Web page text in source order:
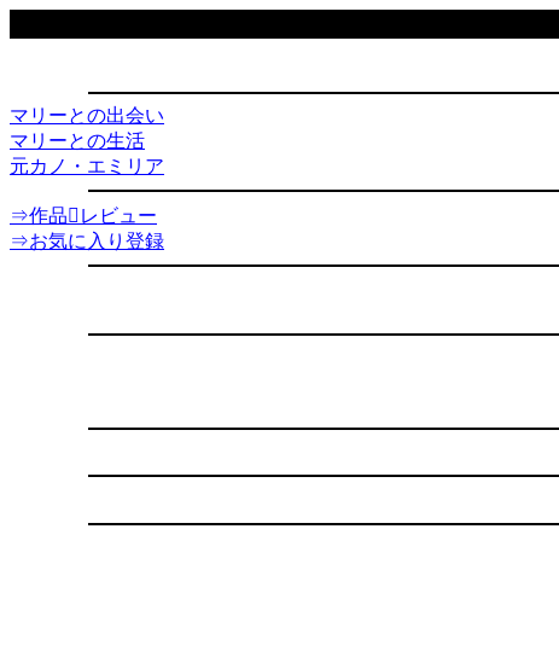
マリーとの出会い
マリーとの生活
元カノ・エミリア
⇒作品レビュー
⇒お気に入り登録